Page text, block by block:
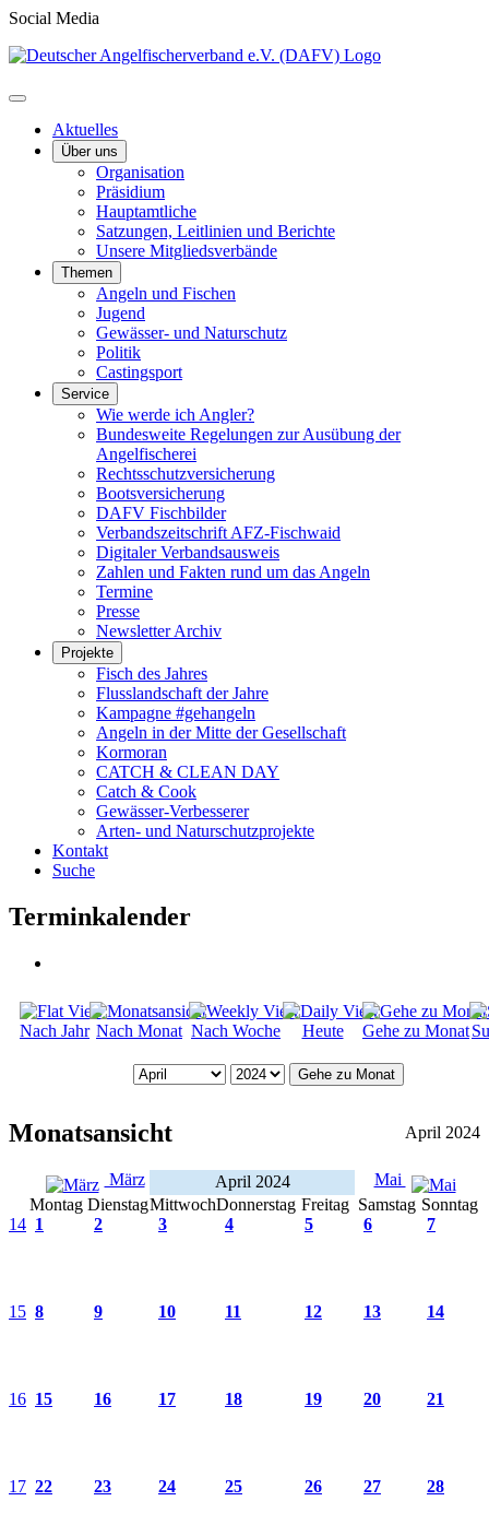
Social Media
Aktuelles
Über uns
Organisation
Präsidium
Hauptamtliche
Satzungen, Leitlinien und Berichte
Unsere Mitgliedsverbände
Themen
Angeln und Fischen
Jugend
Gewässer- und Naturschutz
Politik
Castingsport
Service
Wie werde ich Angler?
Bundesweite Regelungen zur Ausübung der
Angelfischerei
Rechtsschutzversicherung
Bootsversicherung
DAFV Fischbilder
Verbandszeitschrift AFZ-Fischwaid
Digitaler Verbandsausweis
Zahlen und Fakten rund um das Angeln
Termine
Presse
Newsletter Archiv
Projekte
Fisch des Jahres
Flusslandschaft der Jahre
Kampagne #gehangeln
Angeln in der Mitte der Gesellschaft
Kormoran
CATCH & CLEAN DAY
Catch & Cook
Gewässer-Verbesserer
Arten- und Naturschutzprojekte
Kontakt
Suche
Terminkalender
Nach Jahr Nach Monat Nach Woche Heute Gehe zu Monat
Gehe zu Monat
Monatsansicht April 2024
März April 2024
Mai
Montag DienstagMittwochDonnerstag Freitag Samstag Sonntag
14 1 2 3 4 5 6 7
15 8 9 10 11 12 13 14
16 15 16 17 18 19 20 21
17 22 23 24 25 26 27 28